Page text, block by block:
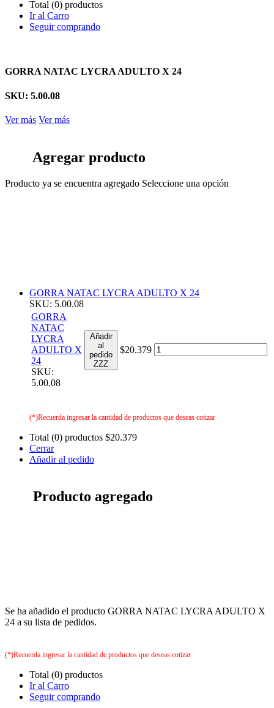
Total (0) productos
Ir al Carro
Seguir comprando
GORRA NATAC LYCRA ADULTO X 24
SKU: 5.00.08
Ver más Ver más
Agregar producto
Producto ya se encuentra agregado Seleccione una opción
GORRA NATAC LYCRA ADULTO X 24
SKU: 5.00.08
GORRA
NATAC
LYCRA
ADULTO X
24
SKU:
5.00.08
Añadir
al
pedido
ZZZ
$20.379
(*)Recuerda ingresar la cantidad de productos que deseas cotizar
Total (0) productos $20.379
Cerrar
Añadir al pedido
Producto agregado
Se ha añadido el producto GORRA NATAC LYCRA ADULTO X
24 a su lista de pedidos.
(*)Recuerda ingresar la cantidad de productos que deseas cotizar
Total (0) productos
Ir al Carro
Seguir comprando